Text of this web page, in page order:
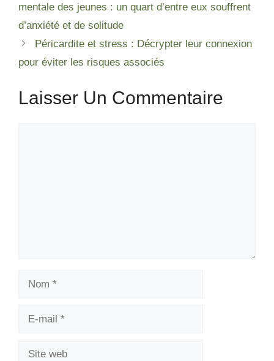
mentale des jeunes : un quart d’entre eux souffrent
d’anxiété et de solitude
Péricardite et stress : Décrypter leur connexion
pour éviter les risques associés
Laisser Un Commentaire